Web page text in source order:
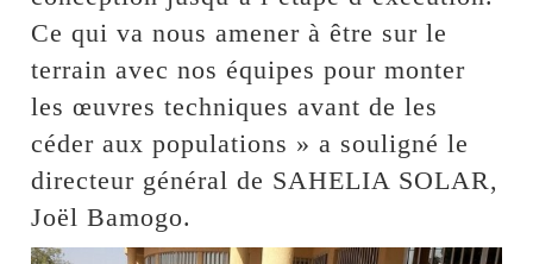
Ce qui va nous amener à être sur le
terrain avec nos équipes pour monter
les œuvres techniques avant de les
céder aux populations » a souligné le
directeur général de SAHELIA SOLAR,
Joël Bamogo.